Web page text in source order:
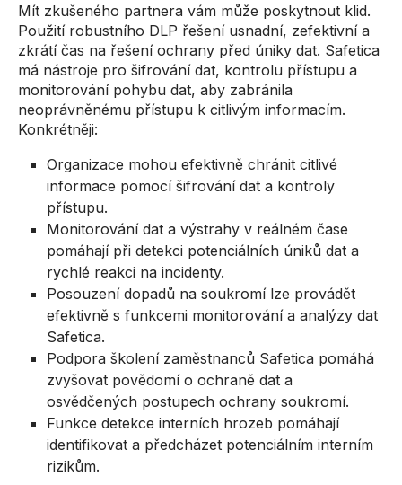
Mít zkušeného partnera vám může poskytnout klid.
Použití robustního DLP řešení usnadní, zefektivní a
zkrátí čas na řešení ochrany před úniky dat. Safetica
má nástroje pro šifrování dat, kontrolu přístupu a
monitorování pohybu dat, aby zabránila
neoprávněnému přístupu k citlivým informacím.
Konkrétněji:
Organizace mohou efektivně chránit citlivé
informace pomocí šifrování dat a kontroly
přístupu.
Monitorování dat a výstrahy v reálném čase
pomáhají při detekci potenciálních úniků dat a
rychlé reakci na incidenty.
Posouzení dopadů na soukromí lze provádět
efektivně s funkcemi monitorování a analýzy dat
Safetica.
Podpora školení zaměstnanců Safetica pomáhá
zvyšovat povědomí o ochraně dat a
osvědčených postupech ochrany soukromí.
Funkce detekce interních hrozeb pomáhají
identifikovat a předcházet potenciálním interním
rizikům.